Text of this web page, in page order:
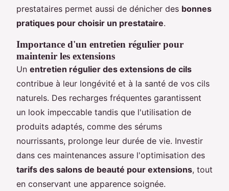
prestataires permet aussi de dénicher des bonnes
pratiques pour choisir un prestataire.
Importance d'un entretien régulier pour
maintenir les extensions
Un entretien régulier des extensions de cils
contribue à leur longévité et à la santé de vos cils
naturels. Des recharges fréquentes garantissent
un look impeccable tandis que l'utilisation de
produits adaptés, comme des sérums
nourrissants, prolonge leur durée de vie. Investir
dans ces maintenances assure l'optimisation des
tarifs des salons de beauté pour extensions, tout
en conservant une apparence soignée.